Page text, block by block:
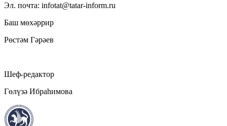
Эл. почта: infotat@tatar-inform.ru
Баш мөхәррир
Рөстәм Гәрәев
Шеф-редактор
Гөлүзә Ибраһимова